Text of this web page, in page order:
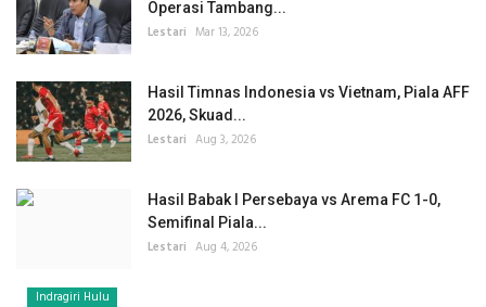
Operasi Tambang...
Lestari Mar 13, 2026
Hasil Timnas Indonesia vs Vietnam, Piala AFF
2026, Skuad...
Lestari Aug 3, 2026
Hasil Babak I Persebaya vs Arema FC 1-0,
Semifinal Piala...
Lestari Aug 4, 2026
Indragiri Hulu